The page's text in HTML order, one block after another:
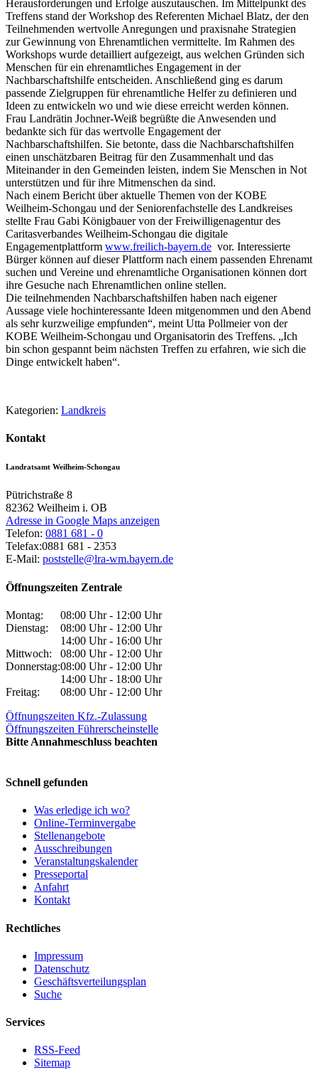
Herausforderungen und Erfolge auszutauschen. Im Mittelpunkt des
Treffens stand der Workshop des Referenten Michael Blatz, der den
Teilnehmenden wertvolle Anregungen und praxisnahe Strategien
zur Gewinnung von Ehrenamtlichen vermittelte. Im Rahmen des
Workshops wurde detailliert aufgezeigt, aus welchen Gründen sich
Menschen für ein ehrenamtliches Engagement in der
Nachbarschaftshilfe entscheiden. Anschließend ging es darum
passende Zielgruppen für ehrenamtliche Helfer zu definieren und
Ideen zu entwickeln wo und wie diese erreicht werden können.
Frau Landrätin Jochner-Weiß begrüßte die Anwesenden und
bedankte sich für das wertvolle Engagement der
Nachbarschaftshilfen. Sie betonte, dass die Nachbarschaftshilfen
einen unschätzbaren Beitrag für den Zusammenhalt und das
Miteinander in den Gemeinden leisten, indem Sie Menschen in Not
unterstützen und für ihre Mitmenschen da sind.
Nach einem Bericht über aktuelle Themen von der KOBE
Weilheim-Schongau und der Seniorenfachstelle des Landkreises
stellte Frau Gabi Königbauer von der Freiwilligenagentur des
Caritasverbandes Weilheim-Schongau die digitale
Engagementplattform www.freilich-bayern.de vor. Interessierte
Bürger können auf dieser Plattform nach einem passenden Ehrenamt
suchen und Vereine und ehrenamtliche Organisationen können dort
ihre Gesuche nach Ehrenamtlichen online stellen.
Die teilnehmenden Nachbarschaftshilfen haben nach eigener
Aussage viele hochinteressante Ideen mitgenommen und den Abend
als sehr kurzweilige empfunden“, meint Utta Pollmeier von der
KOBE Weilheim-Schongau und Organisatorin des Treffens. „Ich
bin schon gespannt beim nächsten Treffen zu erfahren, wie sich die
Dinge entwickelt haben“.
Kategorien: Landkreis
Kontakt
Landratsamt Weilheim-Schongau
Pütrichstraße 8
82362 Weilheim i. OB
Adresse in Google Maps anzeigen
Telefon: 0881 681 - 0
Telefax:0881 681 - 2353
E-Mail: poststelle@lra-wm.bayern.de
Öffnungszeiten Zentrale
Montag:
08:00 Uhr - 12:00 Uhr
Dienstag:
08:00 Uhr - 12:00 Uhr
14:00 Uhr - 16:00 Uhr
Mittwoch:
08:00 Uhr - 12:00 Uhr
Donnerstag:08:00 Uhr - 12:00 Uhr
14:00 Uhr - 18:00 Uhr
Freitag:
08:00 Uhr - 12:00 Uhr
Öffnungszeiten Kfz.-Zulassung
Öffnungszeiten Führerscheinstelle
Bitte Annahmeschluss beachten
Schnell gefunden
Was erledige ich wo?
Online-Terminvergabe
Stellenangebote
Ausschreibungen
Veranstaltungskalender
Presseportal
Anfahrt
Kontakt
Rechtliches
Impressum
Datenschutz
Geschäftsverteilungsplan
Suche
Services
RSS-Feed
Sitemap